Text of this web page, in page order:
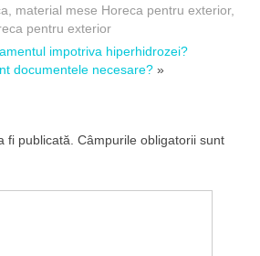
material mese Horeca pentru exterior,
pentru exterior
impotriva hiperhidrozei?
documentele necesare? »
fi publicată. Câmpurile obligatorii sunt